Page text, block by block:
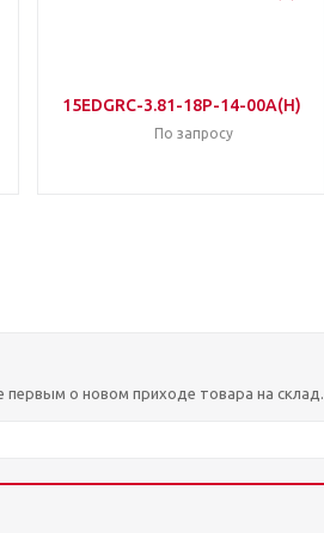
15EDGRC-3.81-18P-14-00A(H)
По запросу
первым о новом приходе товара на склад.